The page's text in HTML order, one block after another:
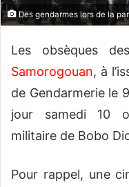
u
r
e
l
Des gendarmes lors de la
Les obsèques
Samorogouan, à
de Gendarmerie le
jour samedi 10
militaire de Bobo
Pour rappel, une